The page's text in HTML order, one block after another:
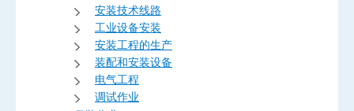
安装技术线路
工业设备安装
安装工程的生产
装配和安装设备
电气工程
调试作业